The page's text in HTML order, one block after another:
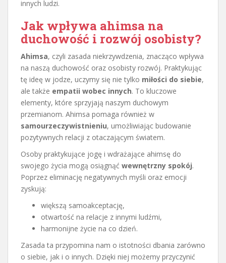
innych ludzi.
Jak wpływa ahimsa na
duchowość i rozwój osobisty?
Ahimsa, czyli zasada niekrzywdzenia, znacząco wpływa
na naszą duchowość oraz osobisty rozwój. Praktykując
tę ideę w jodze, uczymy się nie tylko miłości do siebie,
ale także empatii wobec innych. To kluczowe
elementy, które sprzyjają naszym duchowym
przemianom. Ahimsa pomaga również w
samourzeczywistnieniu, umożliwiając budowanie
pozytywnych relacji z otaczającym światem.
Osoby praktykujące jogę i wdrażające ahimsę do
swojego życia mogą osiągnąć wewnętrzny spokój.
Poprzez eliminację negatywnych myśli oraz emocji
zyskują:
większą samoakceptację,
otwartość na relacje z innymi ludźmi,
harmonijne życie na co dzień.
Zasada ta przypomina nam o istotności dbania zarówno
o siebie, jak i o innych. Dzięki niej możemy przyczynić